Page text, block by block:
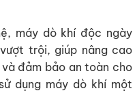
máy dò khí độc ngày
trội, giúp nâng cao
đảm bảo an toàn cho
dụng máy dò khí một